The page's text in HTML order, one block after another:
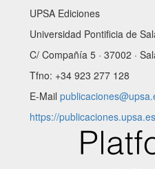
UPSA Ediciones
Universidad Pontificia de
C/ Compañía 5 · 37002 ·
Tfno: +34 923 277 128
E-Mail
https://